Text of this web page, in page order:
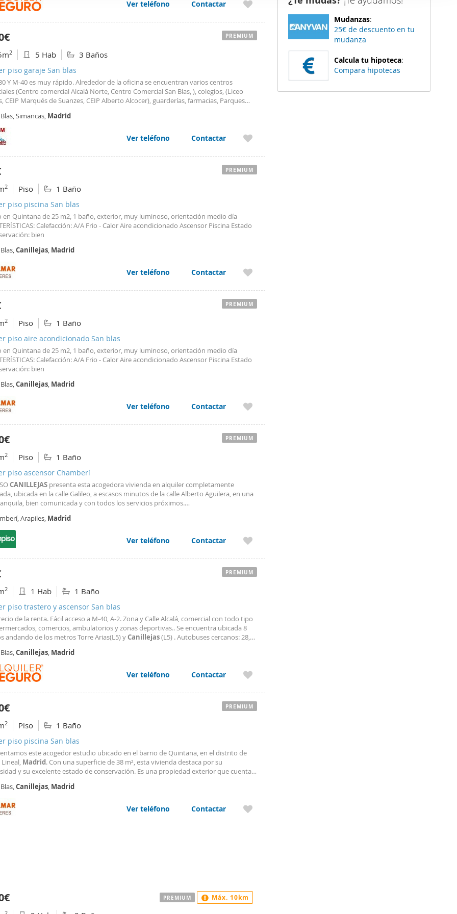
se usan para personalizar el contenido y los anuncios, ofrecer funciones
el tráfico. Además, compartimos información sobre el uso que haga del
de redes sociales, publicidad y análisis web, quienes pueden
que les haya proporcionado o que hayan recopilado a partir del uso
a 6 min del Metro Las Musas (Línea 7) y líneas EMT: 28-38-48-140-165-E2-N5. No se
mascotas.
Ver teléfono Contactar
2 5 Hab 3 Baños
piso garaje San blas
Y M-40 es muy rápido. Alrededor de la oficina se encuentran varios centros
(Centro comercial Alcalá Norte, Centro Comercial San Blas, ), colegios, (Liceo
CEIP Marqués de Suanzes, CEIP Alberto Alcocer), guarderías, farmacias, Parques
X el Sabio) y variedad de restaurantes.
Simancas, Madrid
Ver teléfono Contactar
PREMIUM
2 Piso 1 Baño
piso piscina San blas
en Quintana de 25 m2, 1 baño, exterior, muy luminoso, orientación medio día
Calefacción: A/A Frio - Calor Aire acondicionado Ascensor Piscina Estado
bien
Canillejas, Madrid
Ver teléfono Contactar
PREMIUM
2 Piso 1 Baño
piso aire acondicionado San blas
en Quintana de 25 m2, 1 baño, exterior, muy luminoso, orientación medio día
Calefacción: A/A Frio - Calor Aire acondicionado Ascensor Piscina Estado
bien
Canillejas, Madrid
Ver teléfono Contactar
PREMIUM
2 Piso 1 Baño
piso ascensor Chamberí
CANILLEJAS presenta esta acogedora vivienda en alquiler completamente
ubicada en la calle Galileo, a escasos minutos de la calle Alberto Aguilera, en una
bien comunicada y con todos los servicios próximos.
se distribuye en:
ubicado en altillo
cocina americana
ascensor
Arapiles, Madrid
Ver teléfono Contactar
PREMIUM
2 1 Hab 1 Baño
piso trastero y ascensor San blas
de la renta. Fácil acceso a M-40, A-2. Zona y Calle Alcalá, comercial con todo tipo
comercios, ambulatorios y zonas deportivas.. Se encuentra ubicada 8
andando de los metros Torre Arias(L5) yCanillejas(L5) . Autobuses cercanos: 28,
Canillejas, Madrid
Ver teléfono Contactar
PREMIUM
2 Piso 1 Baño
piso piscina San blas
este acogedor estudio ubicado en el barrio de Quintana, en el distrito de
Madrid. Con una superficie de 38 m², esta vivienda destaca por su
y su excelente estado de conservación. Es una propiedad exterior que cuenta
y elegancia. Además, el edificio
Canillejas, Madrid
Ver teléfono Contactar
PREMIUM
PREMIUM Máx. 10km
Mudanzas:
25€ de descuento en tu
mudanza
Calcula tu hipoteca:
Compara hipotecas